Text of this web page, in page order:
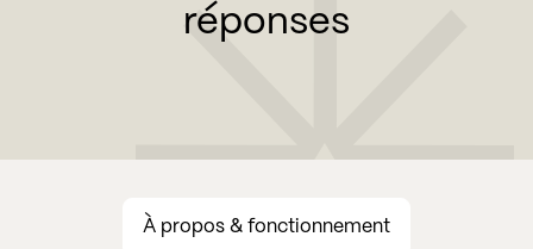
réponses
À propos & fonctionnement